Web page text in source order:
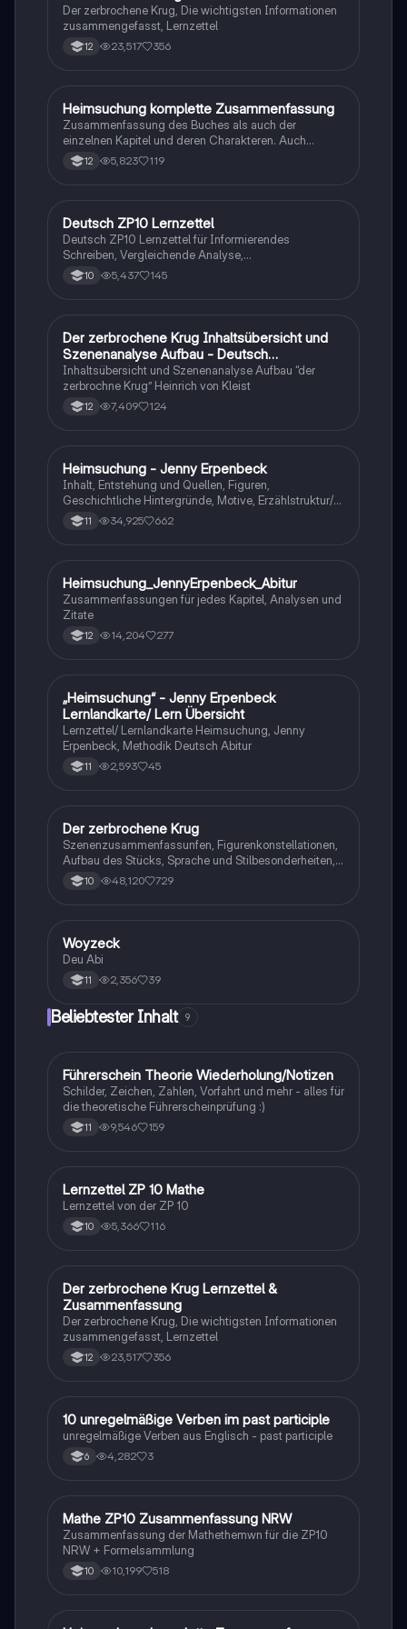
Der zerbrochene Krug, Die wichtigsten Informationen
zusammengefasst, Lernzettel
12 23,517 356
Deutsch
Heimsuchung komplette Zusammenfassung
Zusammenfassung des Buches als auch der
einzelnen Kapitel und deren Charakteren. Auch
tabellarisch. Im Unterricht ohne KI erstellt
12 5,823 119
Deutsch
Deutsch ZP10 Lernzettel
Deutsch ZP10 Lernzettel für Informierendes
Schreiben, Vergleichende Analyse,
Sachtexte/Roman/Gedicht..
10 5,437 145
Deutsch
Der zerbrochene Krug Inhaltsübersicht und
Szenenanalyse Aufbau - Deutsch
Q1/Q2/Abitur
Inhaltsübersicht und Szenenanalyse Aufbau “der
zerbrochne Krug” Heinrich von Kleist
12 7,409 124
Deutsch
Heimsuchung - Jenny Erpenbeck
Inhalt, Entstehung und Quellen, Figuren,
Geschichtliche Hintergründe, Motive, Erzählstruktur/-
stil 11 34,925 662
Deutsch
Heimsuchung_JennyErpenbeck_Abitur
Zusammenfassungen für jedes Kapitel, Analysen und
Zitate
12 14,204 277
Deutsch
„Heimsuchung“ - Jenny Erpenbeck
Lernlandkarte/ Lern Übersicht
Lernzettel/ Lernlandkarte Heimsuchung, Jenny
Erpenbeck, Methodik Deutsch Abitur
11 2,593 45
Deutsch
Der zerbrochene Krug
Szenenzusammenfassunfen, Figurenkonstellationen,
Aufbau des Stücks, Sprache und Stilbesonderheiten,
Aussageabsicht, Thematik, Interpretation
10 48,120 729
Deutsch
Woyzeck
Deu Abi
11 2,356 39
Beliebtester Inhalt 9
Lerntipps
Führerschein Theorie Wiederholung/Notizen
Schilder, Zeichen, Zahlen, Vorfahrt und mehr - alles für
die theoretische Führerscheinprüfung :)
11 9,546 159
Mathe
Lernzettel ZP 10 Mathe
Lernzettel von der ZP 10
10 5,366 116
Deutsch
Der zerbrochene Krug Lernzettel &
Zusammenfassung
Der zerbrochene Krug, Die wichtigsten Informationen
zusammengefasst, Lernzettel
12 23,517 356
1 Englisch
10 unregelmäßige Verben im past participle
unregelmäßige Verben aus Englisch - past participle
6 4,282 3
Mathe
Mathe ZP10 Zusammenfassung NRW
Zusammenfassung der Mathethemwn für die ZP10
NRW + Formelsammlung
10 10,199 518